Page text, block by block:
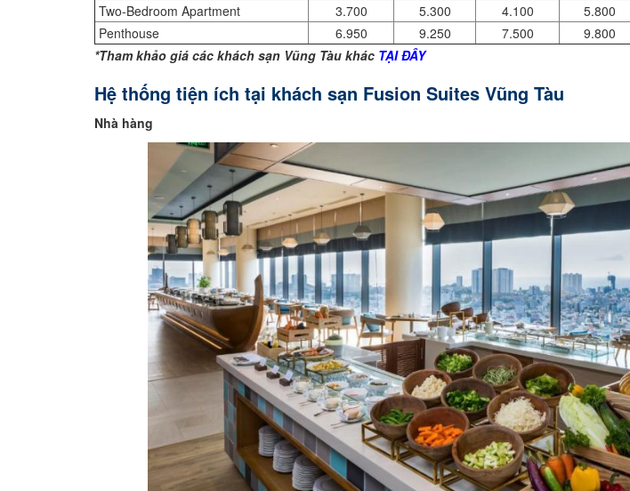
Two-Bedroom Apartment
3.700 5.300 4.100 5.800
Penthouse
6.950 9.250 7.500 9.800
*Tham khảo giá các khách sạn Vũng Tàu khác TẠI ĐÂY
Hệ thống tiện ích tại khách sạn Fusion Suites Vũng Tàu
Nhà hàng